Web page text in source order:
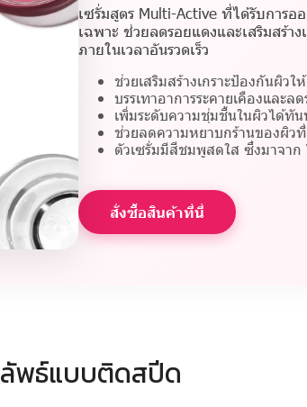
เซรั่มสูตร Multi-Active ที่ได้รับการ
เฉพาะ ช่วยลดรอยแดงและเสริมสร้า
ภายในเวลาอันรวดเร็ว
ช่วยเสริมสร้างเกราะป้องกันผิว
บรรเทาอาการระคายเคืองและ
เพิ่มระดับความชุ่มชื้นในผิวได้ทั
ช่วยลดความหยาบกร้านของผิว
ตัวเซรั่มมีสีชมพูสดใส ซึ่งมาจาก
สั่งซื้อสินค้าที่นี่
ลัพธ์แบบติดสปีด